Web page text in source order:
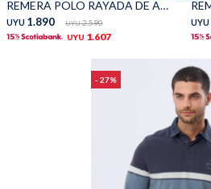
REMERA POLO RAYADA DE ALGODON - Azul
UYU 1.890 UYU 2.590
UYU 1.607
UYU
27